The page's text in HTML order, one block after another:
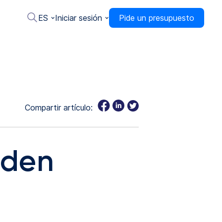
ES Iniciar sesión Pide un presupuesto
Compartir artículo: